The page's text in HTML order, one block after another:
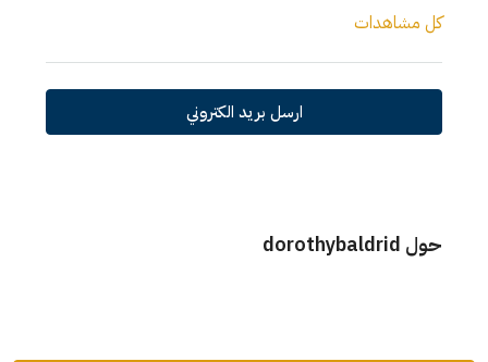
كل مشاهدات
ارسل بريد الكتروني
حول dorothybaldrid